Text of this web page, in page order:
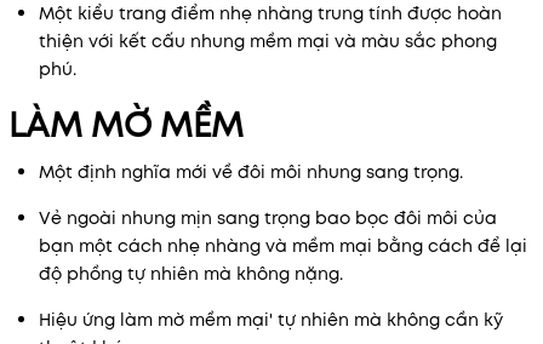
Một kiểu trang điểm nhẹ nhàng trung tính được hoàn
thiện với kết cấu nhung mềm mại và màu sắc phong
phú.
LÀM MỜ MỀM
Một định nghĩa mới về đôi môi nhung sang trọng.
Vẻ ngoài nhung mịn sang trọng bao bọc đôi môi của
bạn một cách nhẹ nhàng và mềm mại bằng cách để lại
độ phồng tự nhiên mà không nặng.
Hiệu ứng làm mờ mềm mại' tự nhiên mà không cần kỹ